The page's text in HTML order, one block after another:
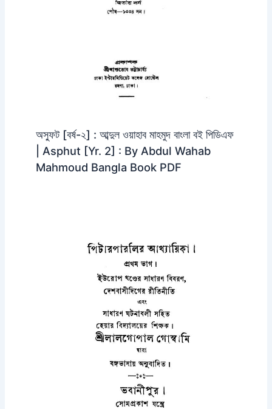
অস্ফুট [বর্ষ-২] : আব্দুল ওয়াহাব মাহমুদ বাংলা বই পিডিএফ
| Asphut [Yr. 2] : By Abdul Wahab
Mahmoud Bangla Book PDF